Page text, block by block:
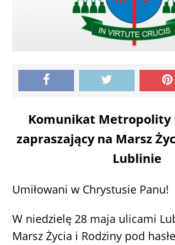
Komunikat Metropolity
zapraszający na Marsz
Lublinie
Umiłowani w Chrystusie Panu!
W niedzielę 28 maja ulicami
Marsz Życia i Rodziny pod